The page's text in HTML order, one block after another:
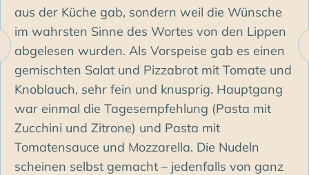
aus der Küche gab, sondern weil die Wünsche
im wahrsten Sinne des Wortes von den Lippen
abgelesen wurden. Als Vorspeise gab es einen
gemischten Salat und Pizzabrot mit Tomate und
Knoblauch, sehr fein und knusprig. Hauptgang
war einmal die Tagesempfehlung (Pasta mit
Zucchini und Zitrone) und Pasta mit
Tomatensauce und Mozzarella. Die Nudeln
scheinen selbst gemacht – jedenfalls von ganz